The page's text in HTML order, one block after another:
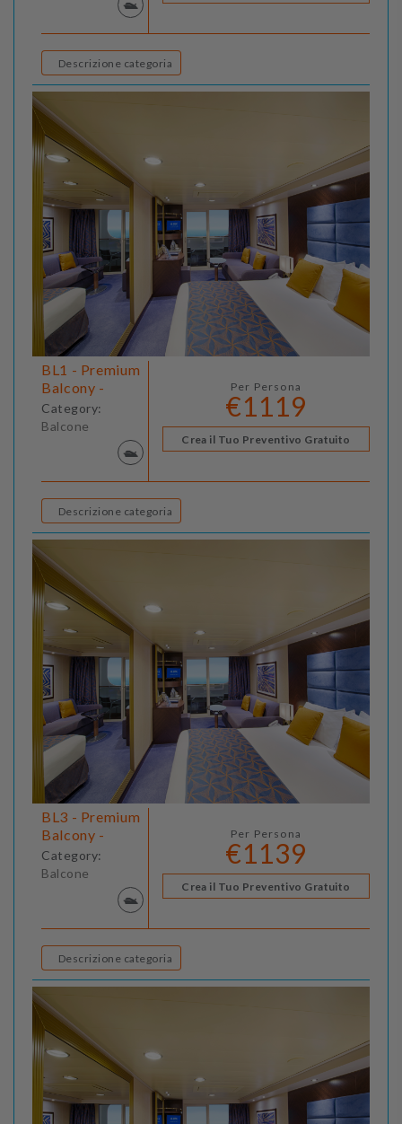
Descrizione categoria
BL1 - Premium
Balcony -
Category:
Balcone
Per Persona
€1119
Crea il Tuo Preventivo Gratuito
Descrizione categoria
BL3 - Premium
Balcony -
Category:
Balcone
Per Persona
€1139
Crea il Tuo Preventivo Gratuito
Descrizione categoria